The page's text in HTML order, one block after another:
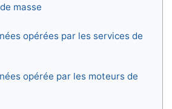
masse
opérées par les services de
opérée par les moteurs de